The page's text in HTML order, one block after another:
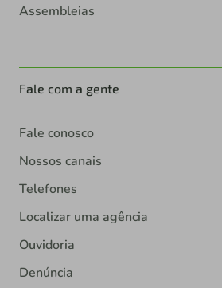
Assembleias
Fale com a gente
Fale conosco
Nossos canais
Telefones
Localizar uma agência
Ouvidoria
Denúncia